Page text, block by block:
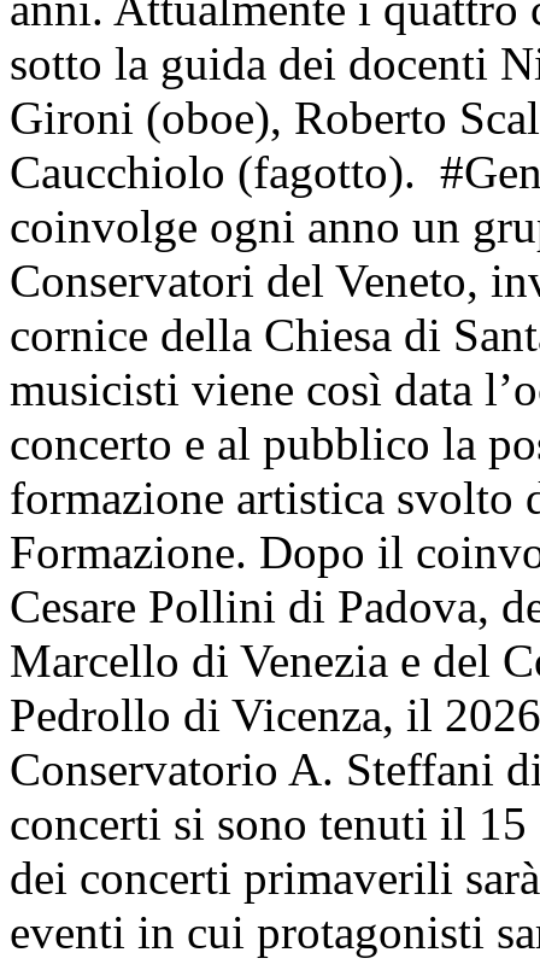
sotto la guida dei docenti
Gironi (oboe), Roberto
Caucchiolo (fagotto).
coinvolge ogni anno un
Conservatori del Veneto,
cornice della Chiesa di
musicisti viene così data
concerto e al pubblico la
formazione artistica
Formazione. Dopo il
Cesare Pollini di Padova,
Marcello di Venezia e del
Pedrollo di Vicenza, il
Conservatorio A. Steffani
concerti si sono tenuti il
dei concerti primaverili
eventi in cui protagonisti